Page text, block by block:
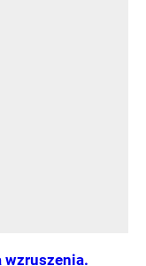
wzruszenia.